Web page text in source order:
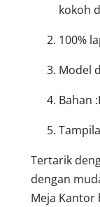
kokoh
100%
Model
Bahan
Tertarik
dengan
Meja Kantor